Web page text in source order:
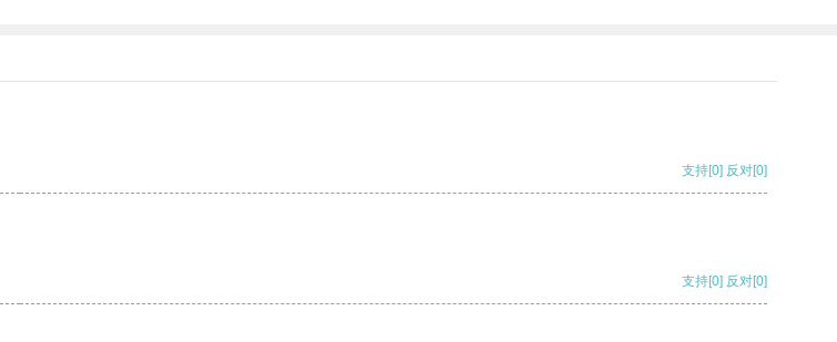
支持[0] 反对[0]
支持[0] 反对[0]